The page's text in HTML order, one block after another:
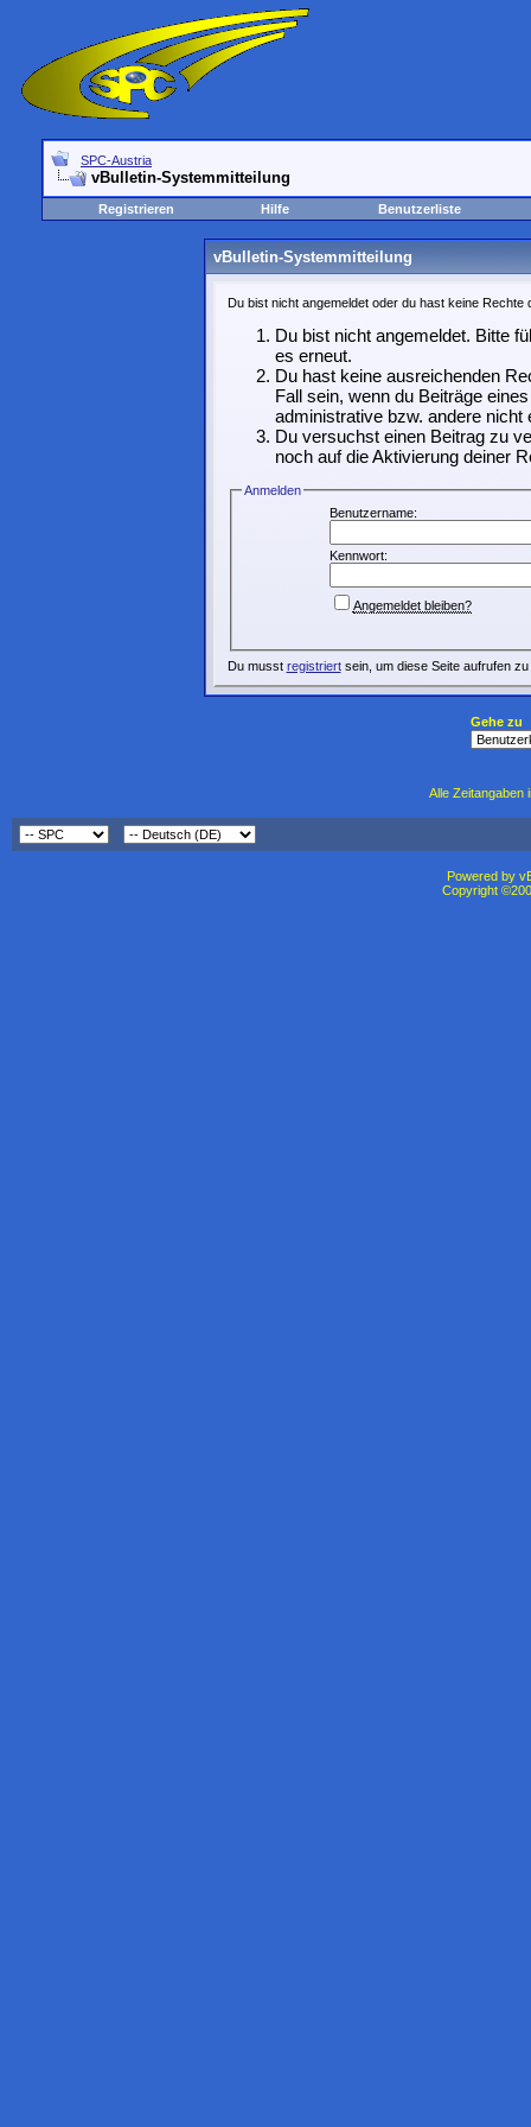
SPC-Austria
vBulletin-Systemmitteilung
Registrieren Hilfe Benutzerliste
vBulletin-Systemmitteilung
Du bist nicht angemeldet oder du hast keine
Du bist nicht angemeldet. Bitte
es erneut.
Du hast keine ausreichenden
Fall sein, wenn du Beiträge
administrative bzw. andere nicht
Du versuchst einen Beitrag zu
noch auf die Aktivierung deiner
Anmelden
Benutzername:
Kennwort:
Angemeldet bleiben?
Du musst registriertsein, um diese Seite aufrufen zu
Gehe zu
Alle Zeitangaben
Powered by
Copyright